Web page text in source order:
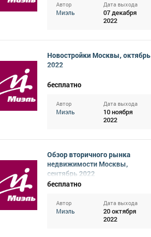
Автор
Миэль
Дата выхода
07 декабря
2022
Новостройки Москвы, октябрь
2022
бесплатно
Автор
Миэль
Дата выхода
10 ноября
2022
Обзор вторичного рынка
недвижимости Москвы,
сентябрь 2022
бесплатно
Автор
Миэль
Дата выхода
20 октября
2022